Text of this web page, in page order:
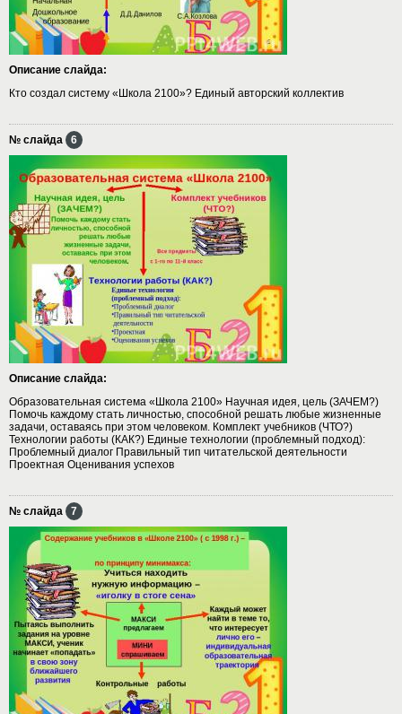
Описание слайда:
Кто создал систему «Школа 2100»? Единый авторский коллектив
№ слайда 6
Описание слайда:
Образовательная система «Школа 2100» Научная идея, цель (ЗАЧЕМ?)
Помочь каждому стать личностью, способной решать любые жизненные
задачи, оставаясь при этом человеком. Комплект учебников (ЧТО?)
Технологии работы (КАК?) Единые технологии (проблемный подход):
Проблемный диалог Правильный тип читательской деятельности
Проектная Оценивания успехов
№ слайда 7